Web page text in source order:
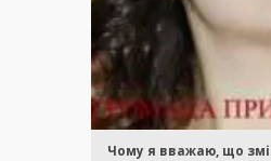
Чому я вважаю, що